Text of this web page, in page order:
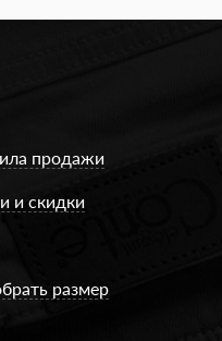
продажи
и скидки
размер